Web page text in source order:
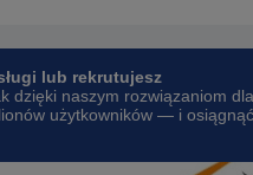
lub rekrutujesz
dzięki naszym rozwiązaniom dla
użytkowników — i osiągnąć